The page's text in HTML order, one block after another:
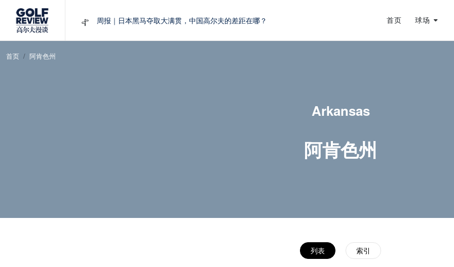
周报｜日本黑马夺取大满贯，中国高尔夫的差距在哪？
首页 球场
首页 阿肯色州
Arkansas
阿肯色州
列表 索引